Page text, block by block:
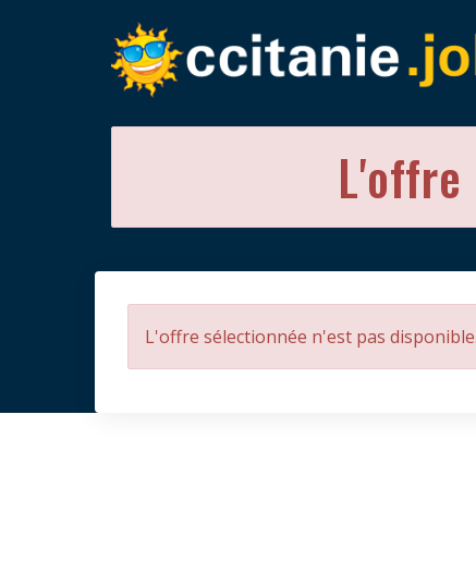
L'offre sélectionnée n'est pas disponible.